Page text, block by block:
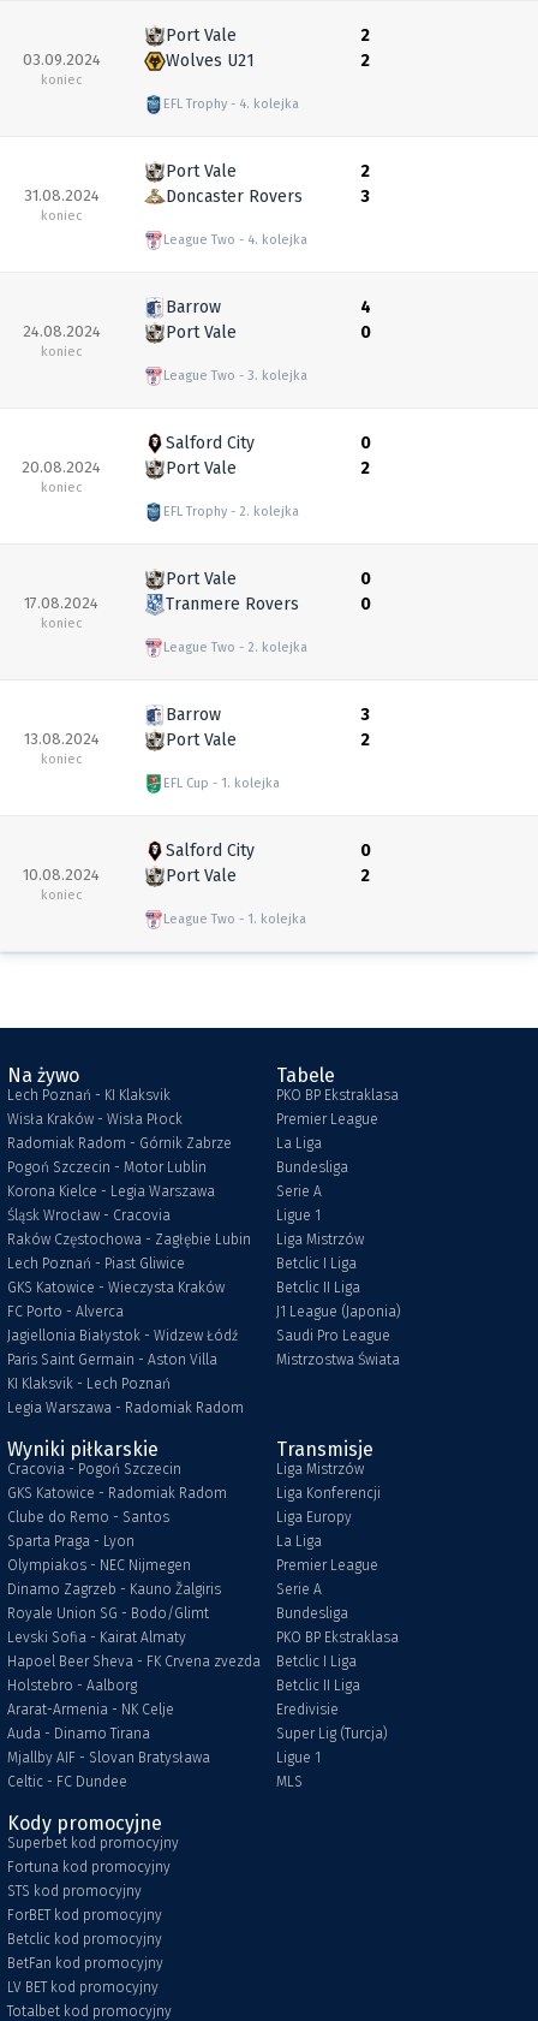
03.09.2024
koniec
Port Vale
Wolves U21
EFL Trophy 4. kolejka
2
2
31.08.2024
koniec
Port Vale
Doncaster Rovers
League Two 4. kolejka
2
3
24.08.2024
koniec
Barrow
Port Vale
League Two 3. kolejka
4
0
20.08.2024
koniec
Salford City
Port Vale
EFL Trophy 2. kolejka
0
2
17.08.2024
koniec
Port Vale
Tranmere Rovers
League Two 2. kolejka
0
0
13.08.2024
koniec
Barrow
Port Vale
EFL Cup 1. kolejka
3
2
10.08.2024
koniec
Salford City
Port Vale
League Two 1. kolejka
0
2
Na żywo
Lech Poznań - KI Klaksvik
Wisła Kraków - Wisła Płock
Radomiak Radom - Górnik Zabrze
Pogoń Szczecin - Motor Lublin
Korona Kielce - Legia Warszawa
Śląsk Wrocław - Cracovia
Raków Częstochowa - Zagłębie Lubin
Lech Poznań - Piast Gliwice
GKS Katowice - Wieczysta Kraków
FC Porto - Alverca
Jagiellonia Białystok - Widzew Łódź
Paris Saint Germain - Aston Villa
KI Klaksvik - Lech Poznań
Legia Warszawa - Radomiak Radom
Tabele
PKO BP Ekstraklasa
Premier League
La Liga
Bundesliga
Serie A
Ligue 1
Liga Mistrzów
Betclic I Liga
Betclic II Liga
J1 League (Japonia)
Saudi Pro League
Mistrzostwa Świata
Wyniki piłkarskie
Cracovia - Pogoń Szczecin
GKS Katowice - Radomiak Radom
Clube do Remo - Santos
Sparta Praga - Lyon
Olympiakos - NEC Nijmegen
Dinamo Zagrzeb - Kauno Žalgiris
Royale Union SG - Bodo/Glimt
Levski Sofia - Kairat Almaty
Hapoel Beer Sheva - FK Crvena zvezda
Holstebro - Aalborg
Ararat-Armenia - NK Celje
Auda - Dinamo Tirana
Mjallby AIF - Slovan Bratysława
Celtic - FC Dundee
Transmisje
Liga Mistrzów
Liga Konferencji
Liga Europy
La Liga
Premier League
Serie A
Bundesliga
PKO BP Ekstraklasa
Betclic I Liga
Betclic II Liga
Eredivisie
Super Lig (Turcja)
Ligue 1
MLS
Kody promocyjne
Superbet kod promocyjny
Fortuna kod promocyjny
STS kod promocyjny
ForBET kod promocyjny
Betclic kod promocyjny
BetFan kod promocyjny
LV BET kod promocyjny
Totalbet kod promocyjny